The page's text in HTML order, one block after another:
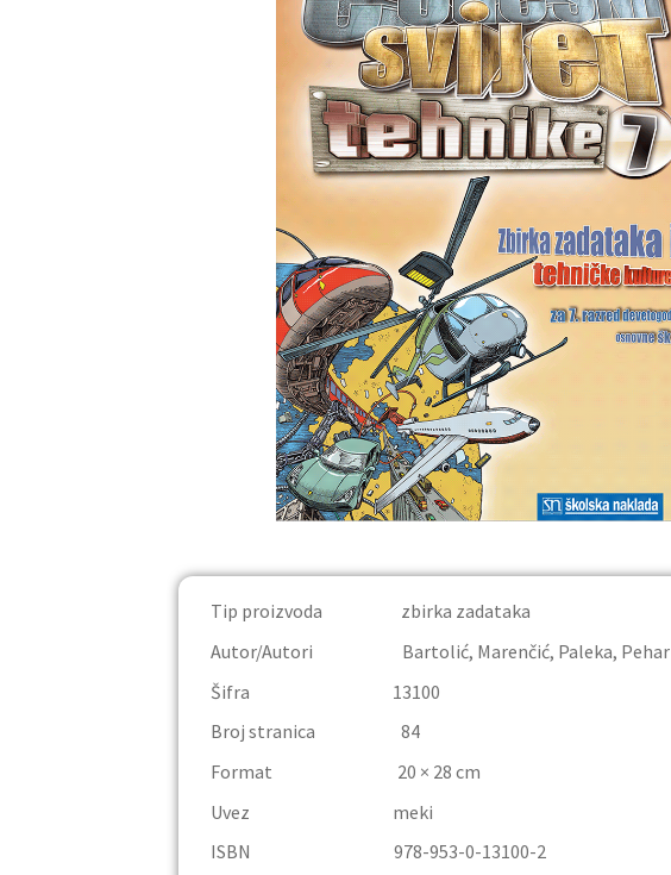
Tip proizvoda zbirka zadataka
Autor/Autori Bartolić, Marenčić, Paleka, Pehar
Šifra 13100
Broj stranica 84
Format 20 × 28 cm
Uvez meki
ISBN 978-953-0-13100-2